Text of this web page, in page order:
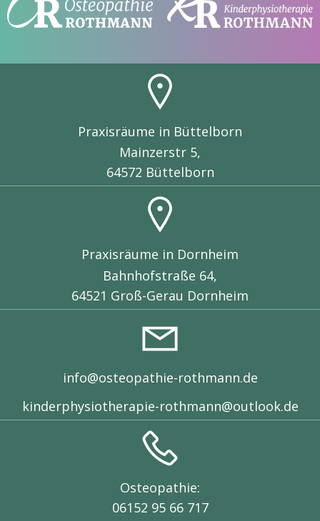
Praxisräume in Büttelborn
Mainzerstr 5,
64572 Büttelborn
Praxisräume in Dornheim
Bahnhofstraße 64,
64521 Groß-Gerau Dornheim
info@osteopathie-rothmann.de
kinderphysiotherapie-rothmann@outlook.de
Osteopathie:
06152 95 66 717